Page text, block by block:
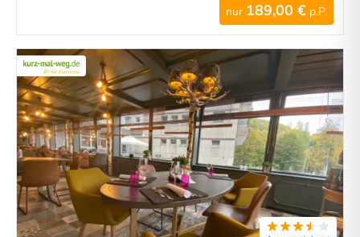
nur 189,00 € p.P.